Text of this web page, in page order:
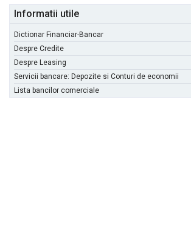
Informatii utile
Dictionar Financiar-Bancar
Despre Credite
Despre Leasing
Servicii bancare: Depozite si Conturi de economii
Lista bancilor comerciale